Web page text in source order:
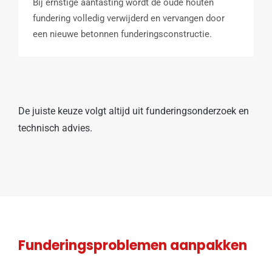
Bij ernstige aantasting wordt de oude houten
fundering volledig verwijderd en vervangen door
een nieuwe betonnen funderingsconstructie.
De juiste keuze volgt altijd uit funderingsonderzoek en
technisch advies.
Funderingsproblemen aanpakken